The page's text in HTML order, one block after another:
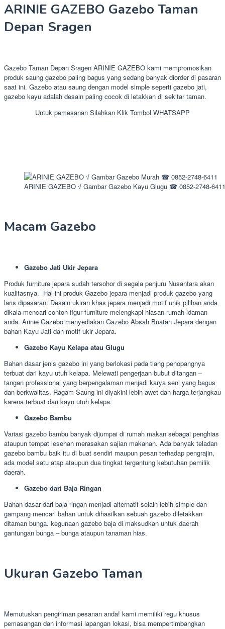
ARINIE GAZEBO Gazebo Taman
Depan Sragen
Gazebo Taman Depan Sragen ARINIE GAZEBO kami mempromosikan
produk saung gazebo paling bagus yang sedang banyak diorder di pasaran
saat ini. Gazebo atau saung dengan model simple seperti gazebo jati,
gazebo kayu adalah desain paling cocok di letakkan di sekitar taman.
Untuk pemesanan Silahkan Klik Tombol WHATSAPP
ARINIE GAZEBO √ Gambar Gazebo Kayu Glugu ☎ 0852-2748-6411
Macam Gazebo
Gazebo Jati Ukir Jepara
Produk furniture jepara sudah tersohor di segala penjuru Nusantara akan
kualitasnya. Hal ini produk Gazebo jepara menjadi produk gazebo yang
laris dipasaran. Desain ukiran khas jepara menjadi motif unik pilihan anda
dikala mencari contoh-figur furniture melengkapi hiasan rumah idaman
anda. Arinie Gazebo menyediakan Gazebo Absah Buatan Jepara dengan
bahan Kayu Jati dan motif ukir Jepara.
Gazebo Kayu Kelapa atau Glugu
Bahan dasar jenis gazebo ini yang berlokasi pada tiang penopangnya
terbuat dari kayu utuh kelapa. Melewati pengerjaan bubut ditangan –
tangan professional yang berpengalaman menjadi karya seni yang bagus
dan berkwalitas. Ragam Saung ini diyakini lebih awet dan harga terjangkau
karena terbuat dari kayu utuh kelapa.
Gazebo Bambu
Variasi gazebo bambu banyak dijumpai di rumah makan sebagai penghias
ataupun tempat lesehan merasakan sajian makanan. Ada banyak teladan
gazebo bambu baik itu di buat sendiri maupun pesan terhadap pengrajin,
ada model satu atap ataupun dua tingkat tergantung kebutuhan pemilik
daerah.
Gazebo dari Baja Ringan
Bahan dasar dari baja ringan menjadi alternatif selain lebih simple dan
gampang mencari bahan untuk dihasilkan sebuah gazebo diletakkan
ditaman bunga. kegunaan gazebo baja di maksudkan untuk daerah
gantungan bunga – bunga ataupun tanaman hias.
Ukuran Gazebo Taman
Memutuskan pengiriman pesanan anda! kami memiliki regu khusus
pemasangan dan informasi lapangan lokasi, bisa mempertimbangkan